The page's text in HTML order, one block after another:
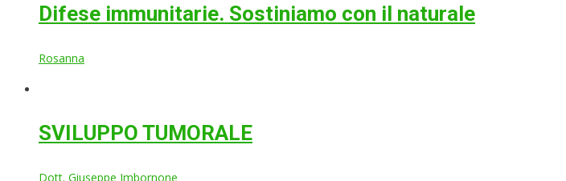
Difese immunitarie. Sostiniamo con il naturale
Rosanna
SVILUPPO TUMORALE
Dott. Giuseppe Imbornone